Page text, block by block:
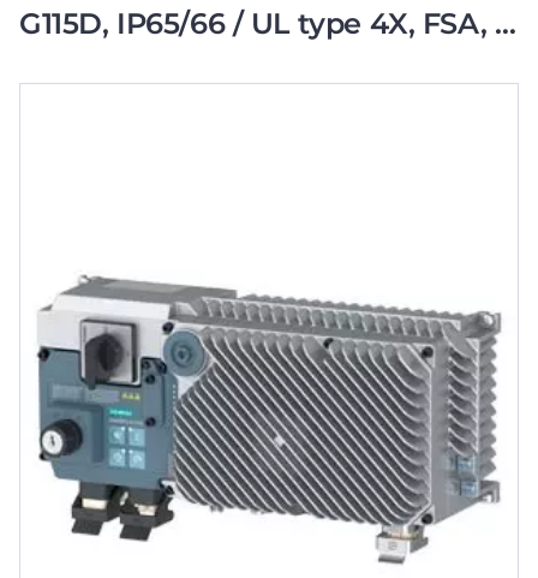
G115D, IP65/66 / UL type 4X, FSA, 3